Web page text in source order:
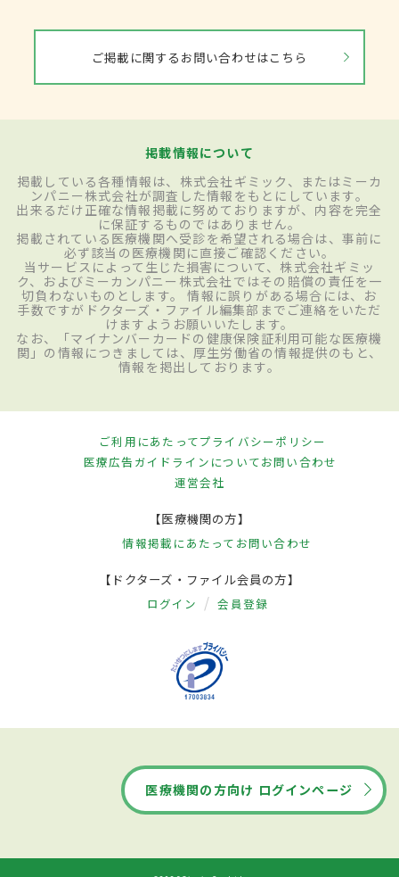
ご掲載に関するお問い合わせはこちら
掲載情報について
掲載している各種情報は、株式会社ギミック、またはミーカ
ンパニー株式会社が調査した情報をもとにしています。
出来るだけ正確な情報掲載に努めておりますが、内容を完全
に保証するものではありません。
掲載されている医療機関へ受診を希望される場合は、事前に
必ず該当の医療機関に直接ご確認ください。
当サービスによって生じた損害について、株式会社ギミッ
ク、およびミーカンパニー株式会社ではその賠償の責任を一
切負わないものとします。 情報に誤りがある場合には、お
手数ですがドクターズ・ファイル編集部までご連絡をいただ
けますようお願いいたします。
なお、「マイナンバーカードの健康保険証利用可能な医療機
関」の情報につきましては、厚生労働省の情報提供のもと、
情報を掲出しております。
ご利用にあたってプライバシーポリシー
医療広告ガイドラインについてお問い合わせ
運営会社
【医療機関の方】
情報掲載にあたって お問い合わせ
【ドクターズ・ファイル会員の方】
ログイン 会員登録
医療機関の方向け ログインページ